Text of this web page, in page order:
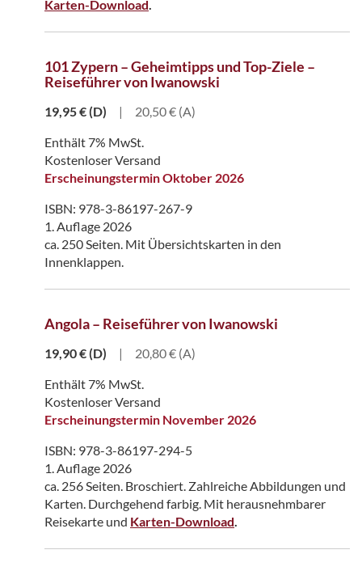
Karten-Download.
101 Zypern – Geheimtipps und Top-Ziele –
Reiseführer von Iwanowski
19,95€(D) |
20,50 € (A)
Enthält 7% MwSt.
Kostenloser Versand
Erscheinungstermin Oktober 2026
ISBN: 978-3-86197-267-9
1. Auflage 2026
ca. 250 Seiten. Mit Übersichtskarten in den
Innenklappen.
Angola – Reiseführer von Iwanowski
19,90€(D) |
20,80 € (A)
Enthält 7% MwSt.
Kostenloser Versand
Erscheinungstermin November 2026
ISBN: 978-3-86197-294-5
1. Auflage 2026
ca. 256 Seiten. Broschiert. Zahlreiche Abbildungen und
Karten. Durchgehend farbig. Mit herausnehmbarer
Reisekarte und Karten-Download.